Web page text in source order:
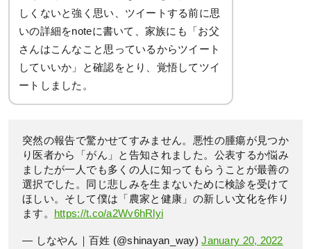
しくないと強く思い、ツイートする前に思
いの詳細をnoteに書いて、家族にも「お父
さんはこんなこと思っているからツイート
していいか」と確認をとり、覚悟してツイ
ートしました。
突然の報告で驚かせてすみません。悪性の腫瘍が見つか
り医者から「がん」と告知されました。公表するか悩み
ましたが一人でも多くの人に知ってもらうことが最善の
選択でした。同じ悲しみを生まないために検診を受けて
ほしい。そして僕は「農家と健康」の新しい文化を作り
ます。
https://t.co/a2Wv6hRlyi
— しなやん｜百姓 (@shinayan_way)January 20, 2022